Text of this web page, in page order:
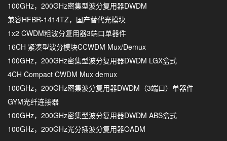
100GHz，200GHz密集型波分复用器DWDM
兼容HFBR-1414TZ，国产替代光模块
1x2 CWDM粗波分复用器3端口单器件
16CH 紧凑型波分模块CCWDM Mux/Demux
100GHz，200GHz密集型波分复用器DWDM LGX盒式
4CH Compact CWDM Mux demux
100GHz，200GHz密集波分复用器DWDM（3端口）单器件
GYM光纤连接器
100GHz，200GHz密集型波分复用器DWDM ABS盒式
100GHz，200GHz光分插波分复用器OADM